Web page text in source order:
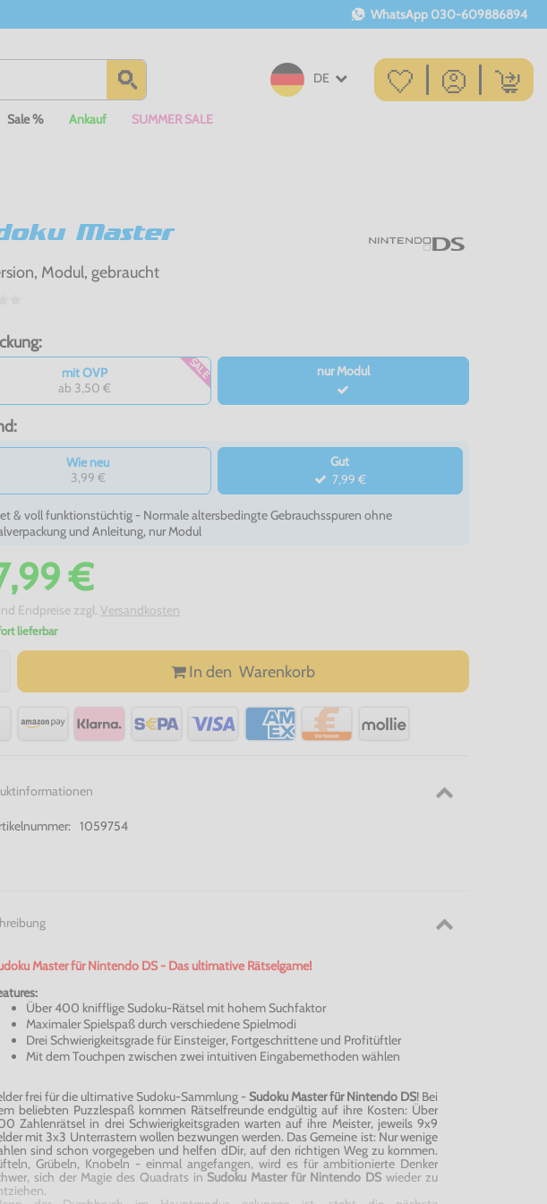
WhatsApp 030-609886894
DE
Sale % Ankauf SUMMER SALE
Master
Modul, gebraucht
mit OVP
ab 3,50 €
SALE nur Modul
Wie neu
3,99 €
Gut
7,99 €
& voll funktionstüchtig - Normale altersbedingte Gebrauchsspuren ohne
und Anleitung, nur Modul
€
Endpreise zzgl. Versandkosten
lieferbar
In den Warenkorb
1059754
Master für Nintendo DS - Das ultimative Rätselgame!
Über 400 knifflige Sudoku-Rätsel mit hohem Suchfaktor
Maximaler Spielspaß durch verschiedene Spielmodi
Drei Schwierigkeitsgrade für Einsteiger, Fortgeschrittene und Profitüftler
Mit demTouchpen zwischen zwei intuitiven Eingabemethoden wählen
frei für die ultimative Sudoku-Sammlung - Sudoku Master für Nintendo DS! Bei
beliebten Puzzlespaß kommen Rätselfreunde endgültig auf ihre Kosten: Über
Zahlenrätsel in drei Schwierigkeitsgraden warten auf ihre Meister, jeweils 9x9
mit 3x3 Unterrastern wollen bezwungen werden. Das Gemeine ist: Nur wenige
sind schon vorgegeben und helfen dDir, auf den richtigen Weg zu kommen.
Grübeln, Knobeln - einmal angefangen, wird es für ambitionierte Denker
sich der Magie des Quadrats inSudoku Master für Nintendo DSwieder zu